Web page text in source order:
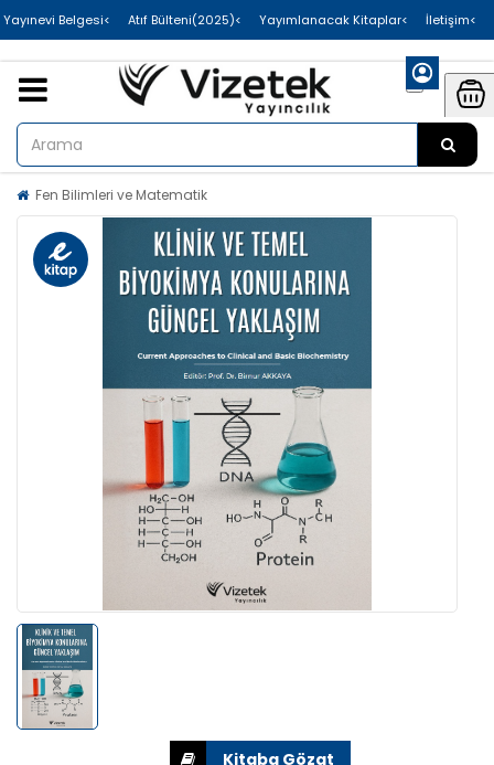
>İletişim
>Yayımlanacak Kitaplar
>Atıf Bülteni(2025)
>Uluslararası Yayınevi Belgesi
Fen Bilimleri ve Matematik